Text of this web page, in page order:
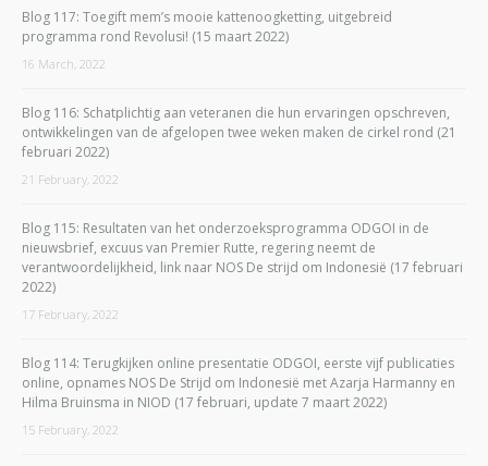
Blog 117: Toegift mem’s mooie kattenoogketting, uitgebreid
programma rond Revolusi! (15 maart 2022)
16 March, 2022
Blog 116: Schatplichtig aan veteranen die hun ervaringen opschreven,
ontwikkelingen van de afgelopen twee weken maken de cirkel rond (21
februari 2022)
21 February, 2022
Blog 115: Resultaten van het onderzoeksprogramma ODGOI in de
nieuwsbrief, excuus van Premier Rutte, regering neemt de
verantwoordelijkheid, link naar NOS De strijd om Indonesië (17 februari
2022)
17 February, 2022
Blog 114: Terugkijken online presentatie ODGOI, eerste vijf publicaties
online, opnames NOS De Strijd om Indonesië met Azarja Harmanny en
Hilma Bruinsma in NIOD (17 februari, update 7 maart 2022)
15 February, 2022